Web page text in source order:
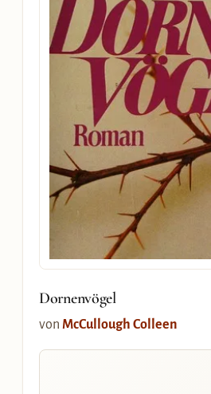
Dornenvögel
von McCullough Colleen